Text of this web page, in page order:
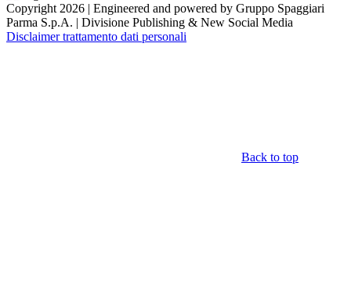
Copyright 2026 | Engineered and powered by Gruppo Spaggiari
Parma S.p.A. | Divisione Publishing & New Social Media
Disclaimer trattamento dati personali
Back to top